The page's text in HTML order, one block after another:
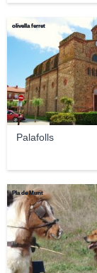
Palafolls
olivella ferret
Pla de Munt